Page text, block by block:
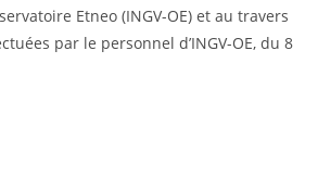
Etneo (INGV-OE) et au travers
par le personnel d’INGV-OE, du 8